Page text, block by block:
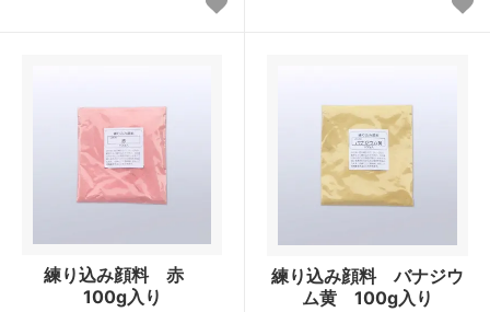
練り込み顔料 赤
100g入り
練り込み顔料 バナジウ
ム黄 100g入り